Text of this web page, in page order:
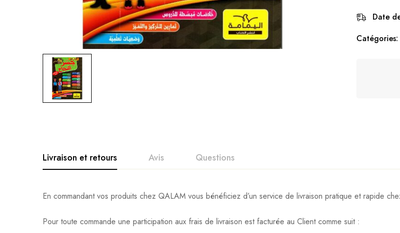
Date
Catégories:
Livraison et retours Avis Questions
En commandant vos produits chez QALAM vous bénéficiez d’un service de livraison pratique et rapide
Pour toute commande une participation aux frais de livraison est facturée au Client comme suit :